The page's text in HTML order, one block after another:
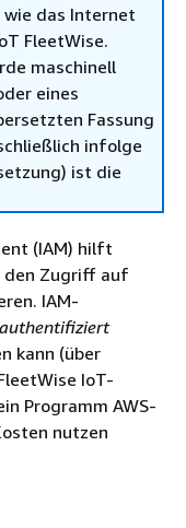
wie das Internet
FleetWise.
maschinell
eines
Fassung
infolge
ist die
(IAM) hilft
den Zugriff auf
IAM-
authentifiziert
kann (über
IoT-
Programm AWS-
nutzen